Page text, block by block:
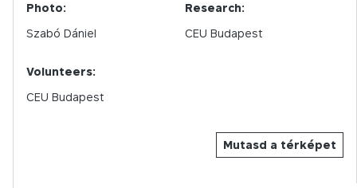
Mutasd a térképet
Photo:
Szabó Dániel
Research:
CEU Budapest
Volunteers:
CEU Budapest